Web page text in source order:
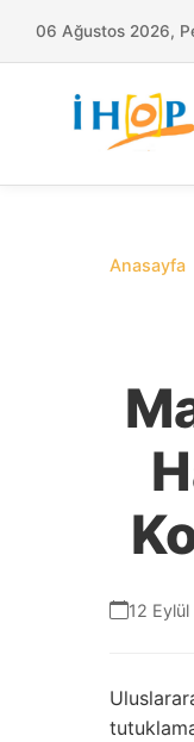
06 Ağustos 2026,
Anasayfa
12